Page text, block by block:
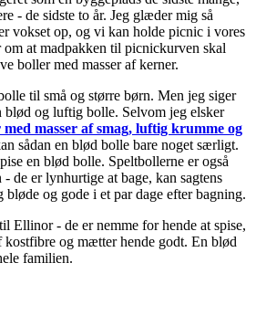
- de sidste to år. Jeg glæder mig så
vokset op, og vi kan holde picnic i vores
om at madpakken til picnickurven skal
boller med masser af kerner.
til små og større børn. Men jeg siger
blød og luftig bolle. Selvom jeg elsker
masser af smag, luftig krumme og
sådan en blød bolle bare noget særligt.
en blød bolle. Speltbollerne er også
de er lynhurtige at bage, kan sagtens
bløde og gode i et par dage efter bagning.
Ellinor - de er nemme for hende at spise,
kostfibre og mætter hende godt. En blød
familien.